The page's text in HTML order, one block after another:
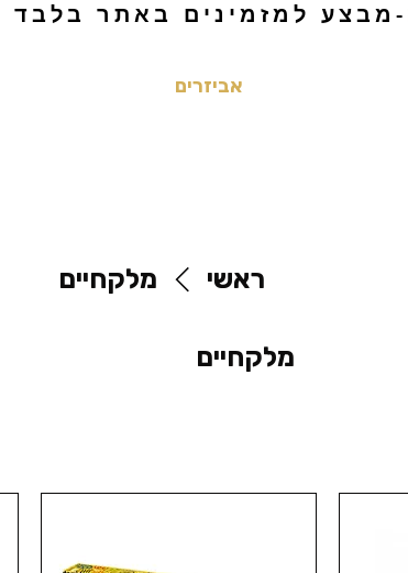
-מבצע למזמינים באתר בלבד
אביזרים
ראשי מלקחיים
מלקחיים